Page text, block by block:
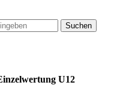
Suchen
U12